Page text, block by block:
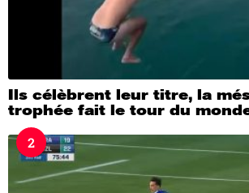
Ils célèbrent leur titre, la
trophée fait le tour du
2